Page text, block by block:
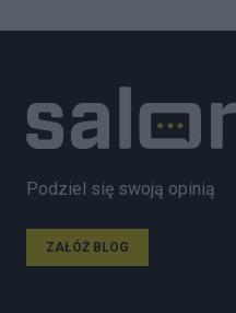
Podziel się swoją opinią
ZAŁÓŻ BLOG